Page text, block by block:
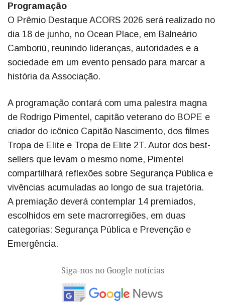
Programação
O Prêmio Destaque ACORS 2026 será realizado no
dia 18 de junho, no Ocean Place, em Balneário
Camboriú, reunindo lideranças, autoridades e a
sociedade em um evento pensado para marcar a
história da Associação.
A programação contará com uma palestra magna
de Rodrigo Pimentel, capitão veterano do BOPE e
criador do icônico Capitão Nascimento, dos filmes
Tropa de Elite e Tropa de Elite 2T. Autor dos best-
sellers que levam o mesmo nome, Pimentel
compartilhará reflexões sobre Segurança Pública e
vivências acumuladas ao longo de sua trajetória.
A premiação deverá contemplar 14 premiados,
escolhidos em sete macrorregiões, em duas
categorias: Segurança Pública e Prevenção e
Emergência.
Siga-nos no Google notícias